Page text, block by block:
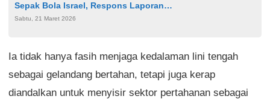
Sepak Bola Israel, Respons Laporan
Diskriminasi PFA
Sabtu, 21 Maret 2026
Ia tidak hanya fasih menjaga kedalaman lini tengah
sebagai gelandang bertahan, tetapi juga kerap
diandalkan untuk menyisir sektor pertahanan sebagai